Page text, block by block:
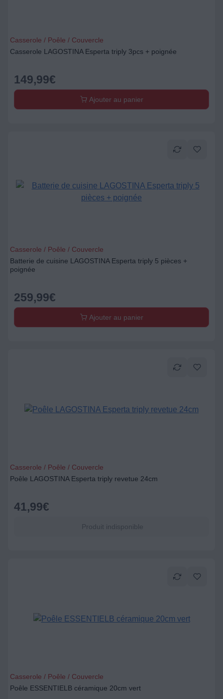
Casserole / Poêle / Couvercle
Casserole LAGOSTINA Esperta triply 3pcs + poignée
149,99€
Ajouter au panier
Casserole / Poêle / Couvercle
Batterie de cuisine LAGOSTINA Esperta triply 5 pièces +
poignée
259,99€
Ajouter au panier
Casserole / Poêle / Couvercle
Poêle LAGOSTINA Esperta triply revetue 24cm
41,99€
Produit indisponible
Casserole / Poêle / Couvercle
Poêle ESSENTIELB céramique 20cm vert